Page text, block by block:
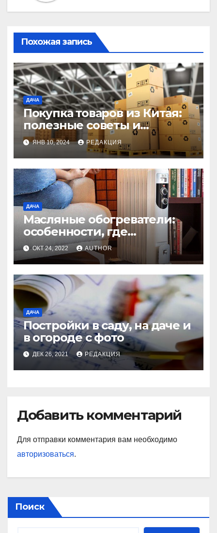
Похожая запись
ДАЧА
Покупка товаров из Китая:
полезные советы и
стратегии для успешного
бизнеса
ЯНВ 10, 2024 РЕДАКЦИЯ
ДАЧА
Масляные обогреватели:
особенности, где
применяется
ОКТ 24, 2022 AUTHOR
ДАЧА
Постройки в саду, на даче и
в огороде с фото
ДЕК 26, 2021 РЕДАКЦИЯ
Добавить комментарий
Для отправки комментария вам необходимо
авторизоваться.
Поиск